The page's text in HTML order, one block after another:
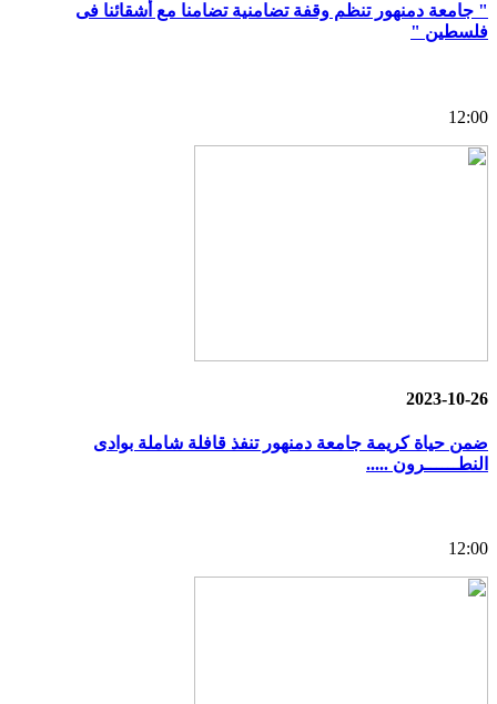
" جامعة دمنهور تنظم وقفة تضامنية تضامنا مع أشقائنا فى
فلسطين "
12:00
2023-10-26
ضمن حياة كريمة جامعة دمنهور تنفذ قافلة شاملة بوادى
النطــــــرون .....
12:00